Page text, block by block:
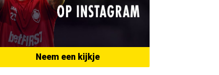
Neem een kijkje